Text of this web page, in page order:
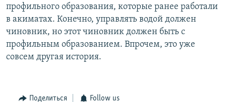
профильного образования, которые ранее работали
в акиматах. Конечно, управлять водой должен
чиновник, но этот чиновник должен быть с
профильным образованием. Впрочем, это уже
совсем другая история.
Поделиться Follow us